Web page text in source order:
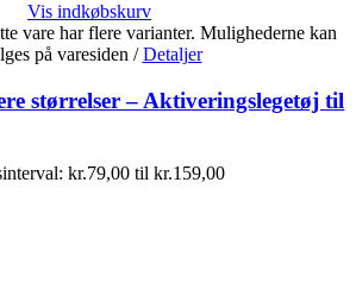
Vis indkøbskurv
vare har flere varianter. Mulighederne kan
på varesiden / Detaljer
størrelser – Aktiveringslegetøj til
kr.79,00 til kr.159,00